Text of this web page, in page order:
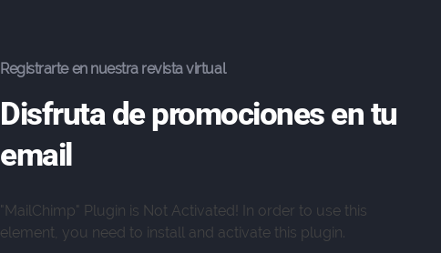
Registrarte en nuestra revista virtual
Disfruta de promociones en tu
email
"MailChimp" Plugin is Not Activated!
In order to use this
element, you need to install and activate this plugin.